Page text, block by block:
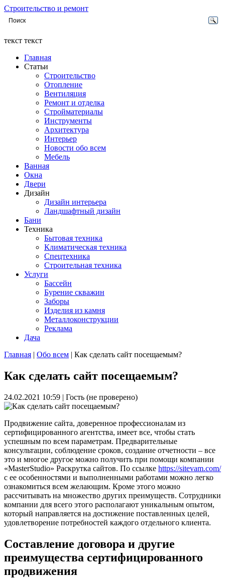
Строительство и ремонт
текст текст
Главная
Статьи
Строительство
Отопление
Вентиляция
Ремонт и отделка
Стройматериалы
Инструменты
Архитектура
Интерьер
Новости обо всем
Мебель
Ванная
Окна
Двери
Дизайн
Дизайн интерьера
Ландшафтный дизайн
Бани
Техника
Бытовая техника
Климатическая техника
Спецтехника
Строительная техника
Услуги
Бассейн
Бурение скважин
Заборы
Изделия из камня
Металлоконструкции
Реклама
Дача
Главная | Обо всем | Как сделать сайт посещаемым?
Как сделать сайт посещаемым?
24.02.2021 10:59 | Гость (не проверено)
Продвижение сайта, доверенное профессионалам из
сертифицированного агентства, имеет все, чтобы стать
успешным по всем параметрам. Предварительные
консультации, соблюдение сроков, создание отчетности – все
это и многое другое можно получить при помощи компании
«MasterStudio» Раскрутка сайтов. По ссылке https://sitevam.com/
с ее особенностями и выполненными работами можно легко
ознакомиться всем желающим. Кроме этого можно
рассчитывать на множество других преимуществ. Сотрудники
компании для всего этого располагают уникальным опытом,
который направляется на достижение поставленных целей,
удовлетворение потребностей каждого отдельного клиента.
Составление договора и другие
преимущества сертифицированного
продвижения